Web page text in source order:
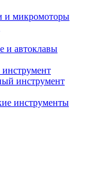
и микромоторы
и автоклавы
инструмент
инструменты